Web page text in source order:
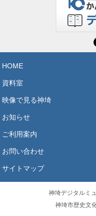
HOME
資料室
映像で見る神埼
お知らせ
ご利用案内
お問い合わせ
サイトマップ
神埼デジタルミ
神埼市歴史文